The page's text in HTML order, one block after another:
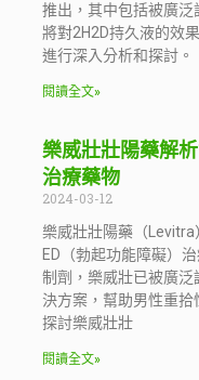
推出，其中包括被廣泛
將對2H2D持久液的效
進行深入分析和探討。
閱讀全文»
樂威壯壯陽藥解
治療藥物
2024-03-12
樂威壯壯陽藥（
ED（勃起功能障礙）
制劑，樂威壯已被廣
決方案，幫助男性重拾
探討樂威壯壯
閱讀全文»